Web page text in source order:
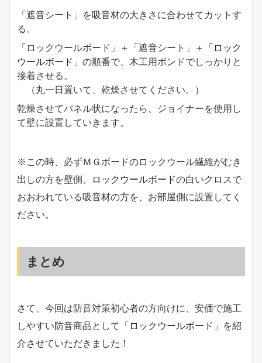
「遮音シート」を吸音材の大きさに合わせてカットす
る。
「ロックウールボード」＋「遮音シート」＋「 ロック
ウールボード 」の順番で、木工用ボンドでしっかりと
接着させる。
（丸一日置いて、乾燥させてください。）
乾燥させてパネル状になったら、ジョイナーを使用し
て壁に設置していきます。
※この時、必ずＭＧボードのロックウール繊維がむき
出しの方を壁側、
ロックウールボードの白いクロスで
おおわれている吸音材の方を、お部屋側に設置してく
ださい。
まとめ
さて、今回は防音対策初心者の方向けに、安価で施工
しやすい防音商品として「 ロックウールボード 」を紹
介させていただきました！